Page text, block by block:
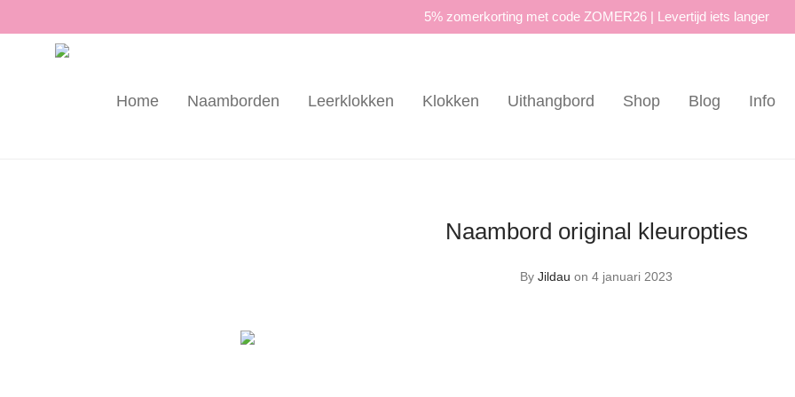
5% zomerkorting met code ZOMER26 | Levertijd iets langer
Home Naamborden Leerklokken Klokken Uithangbord Shop Blog Info
Naambord original kleuropties
By Jildau on 4 januari 2023